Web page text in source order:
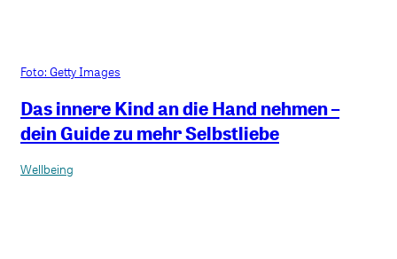
Foto: Getty Images
Das innere Kind an die Hand nehmen –
dein Guide zu mehr Selbstliebe
Wellbeing